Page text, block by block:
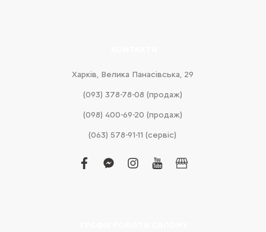
Харків, Велика Панасівська, 29
(093) 378-78-08 (продаж)
(098) 400-69-20 (продаж)
(063) 578-91-11 (сервіс)
facebook
facebook-
instagram
youtubebusiness